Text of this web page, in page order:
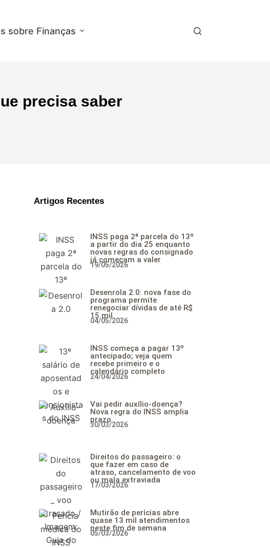
sobre Finanças Empregos e Concursos
precisa saber
Artigos Recentes
INSS paga 2ª parcela do 13º
a partir do dia 25 enquanto
novas regras do consignado
já começam a valer
19/05/2026
Desenrola 2.0: nova fase do
programa permite
renegociar dívidas de até R$
15 mil
04/05/2026
INSS começa a pagar 13º
antecipado; veja quem
recebe primeiro e o
calendário completo
24/04/2026
Vai pedir auxílio-doença?
Nova regra do INSS amplia
prazo
30/03/2026
Direitos do passageiro: o
que fazer em caso de
atraso, cancelamento de voo
ou mala extraviada
17/03/2026
Mutirão de perícias abre
quase 13 mil atendimentos
neste fim de semana
05/03/2026